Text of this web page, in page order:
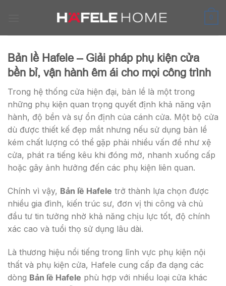
0
Bản lề Hafele – Giải pháp phụ kiện cửa
bền bỉ, vận hành êm ái cho mọi công trình
Trong hệ thống cửa hiện đại, bản lề là một trong
những phụ kiện quan trọng quyết định khả năng vận
hành, độ bền và sự ổn định của cánh cửa. Một bộ cửa
dù được thiết kế đẹp mắt nhưng nếu sử dụng bản lề
kém chất lượng có thể gặp phải nhiều vấn đề như xệ
cửa, phát ra tiếng kêu khi đóng mở, nhanh xuống cấp
hoặc gây ảnh hưởng đến các phụ kiện liên quan.
Chính vì vậy, Bản lề Hafele trở thành lựa chọn được
nhiều gia đình, kiến trúc sư, đơn vị thi công và chủ
đầu tư tin tưởng nhờ khả năng chịu lực tốt, độ chính
xác cao và tuổi thọ sử dụng lâu dài.
Là thương hiệu nổi tiếng trong lĩnh vực phụ kiện nội
thất và phụ kiện cửa, Hafele cung cấp đa dạng các
dòng Bản lề Hafele phù hợp với nhiều loại cửa khác